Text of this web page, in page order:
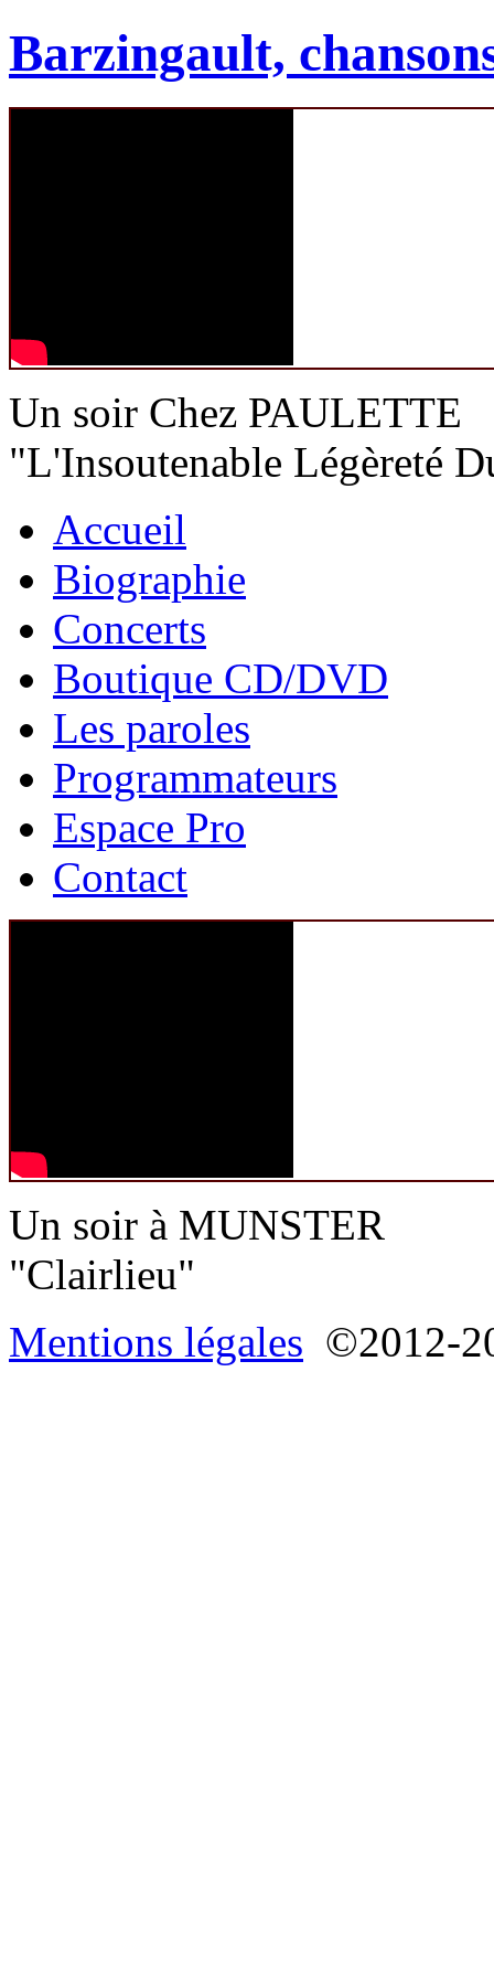
Barzingault,
Un soir Chez PAULETTE
"L'Insoutenable Légèreté
Accueil
Biographie
Concerts
Boutique CD/DVD
Les paroles
Programmateurs
Espace Pro
Contact
Un soir à MUNSTER
"Clairlieu"
Mentions légales ©2012-